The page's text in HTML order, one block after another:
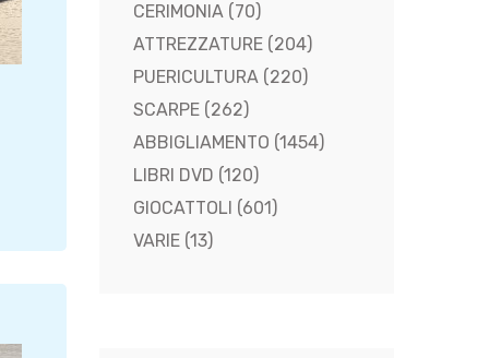
CERIMONIA (70)
ATTREZZATURE (204)
PUERICULTURA (220)
SCARPE (262)
ABBIGLIAMENTO (1454)
LIBRI DVD (120)
GIOCATTOLI (601)
VARIE (13)